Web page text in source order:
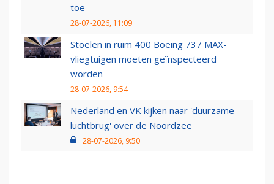
toe
28-07-2026, 11:09
Stoelen in ruim 400 Boeing 737 MAX-
vliegtuigen moeten geïnspecteerd
worden
28-07-2026, 9:54
Nederland en VK kijken naar 'duurzame
luchtbrug' over de Noordzee
28-07-2026, 9:50